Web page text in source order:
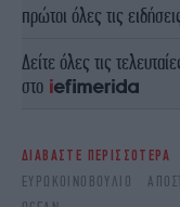
πρώτοι όλες τις
Δείτε όλες τις
στο
ΔΙΑΒΑΣΤΕ ΠΕΡΙΣΣΟΤΕΡΑ
ΕΥΡΩΚΟΙΝΟΒΟΎΛΙΟ